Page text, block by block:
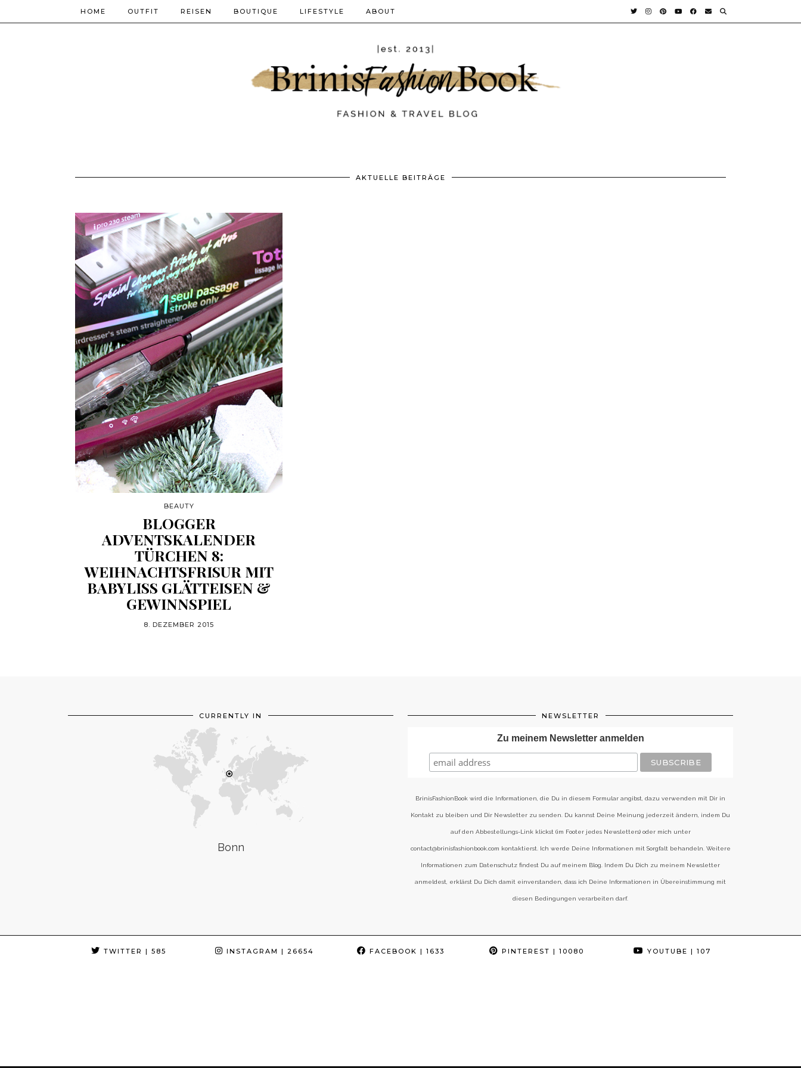
HOME OUTFIT REISEN BOUTIQUE LIFESTYLE ABOUT
AKTUELLE BEITRÄGE
BEAUTY
BLOGGER
ADVENTSKALENDER
TÜRCHEN 8:
WEIHNACHTSFRISUR MIT
BABYLISS GLÄTTEISEN &
GEWINNSPIEL
8. DEZEMBER 2015
CURRENTLY IN
Bonn
NEWSLETTER
Zu meinem Newsletter anmelden
BrinisFashionBook wird die Informationen, die Du in diesem Formular angibst, dazu verwenden mit Dir in
Kontakt zu bleiben und Dir Newsletter zu senden. Du kannst Deine Meinung jederzeit ändern, indem Du
auf den Abbestellungs-Link klickst (im Footer jedes Newsletters) oder mich unter
contact@brinisfashionbook.com kontaktierst. Ich werde Deine Informationen mit Sorgfalt behandeln. Weitere
Informationen zum Datenschutz findest Du auf meinem Blog. Indem Du Dich zu meinem Newsletter
anmeldest, erklärst Du Dich damit einverstanden, dass ich Deine Informationen in Übereinstimmung mit
diesen Bedingungen verarbeiten darf.
TWITTER | 585 INSTAGRAM | 26654 FACEBOOK | 1633 PINTEREST | 10080 YOUTUBE | 107